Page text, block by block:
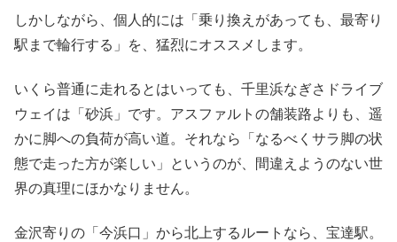
しかしながら、個人的には「乗り換えがあっても、最寄り
駅まで輪行する」を、猛烈にオススメします。
いくら普通に走れるとはいっても、千里浜なぎさドライブ
ウェイは「砂浜」です。アスファルトの舗装路よりも、遥
かに脚への負荷が高い道。それなら「なるべくサラ脚の状
態で走った方が楽しい」というのが、間違えようのない世
界の真理にほかなりません。
金沢寄りの「今浜口」から北上するルートなら、宝達駅。